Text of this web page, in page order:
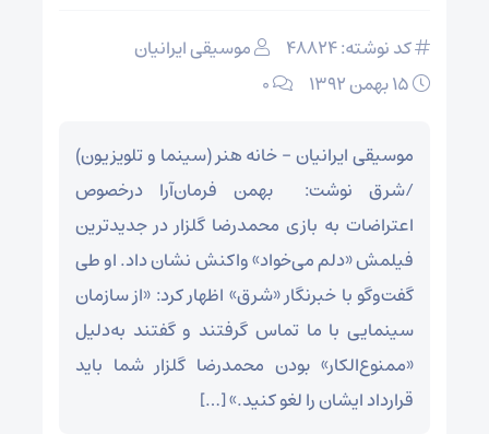
کد نوشته: 48824
موسیقی ایرانیان
۰
موسیقی ایرانیان – خانه هنر (سینما و تلویزیون)
/شرق نوشت: بهمن فرمان‌آرا درخصوص
اعتراضات به بازی محمدرضا گلزار در جدیدترین
فیلمش «دلم می‌خواد» واکنش نشان داد. او طی
گفت‌وگو با خبرنگار «شرق» اظهار کرد: «از سازمان
سینمایی با ما تماس گرفتند و گفتند به‌دلیل
«ممنوع‌الکار» بودن محمدرضا گلزار شما باید
قرارداد ایشان را لغو کنید.» […]